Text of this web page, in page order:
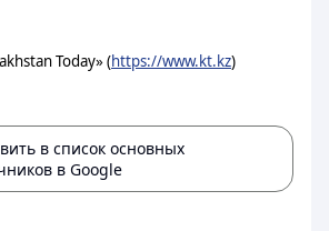
Today» (https://www.kt.kz)
в список основных
в Google